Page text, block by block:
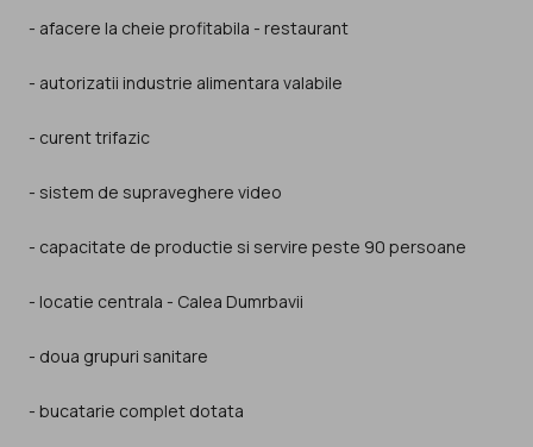
- afacere la cheie profitabila - restaurant
- autorizatii industrie alimentara valabile
- curent trifazic
- sistem de supraveghere video
- capacitate de productie si servire peste 90 persoane
- locatie centrala - Calea Dumrbavii
- doua grupuri sanitare
- bucatarie complet dotata